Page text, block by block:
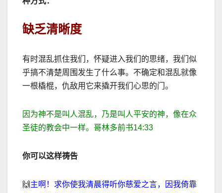
缺乏清晰度
有时混乱抓住我们，怀疑进入我们的思绪，我们似
乎搞不清楚周围发生了什么事。不确定和混乱就像
一根橇棍，仇敌用它来撬开我们心思的门。
因为神不是叫人混乱，乃是叫人平安的神，像在众
圣徒的教会中一样。哥林多前书14:33
你可以这样祷告
🙌 主啊！求你使我清晨得听你慈爱之言，因我倚靠